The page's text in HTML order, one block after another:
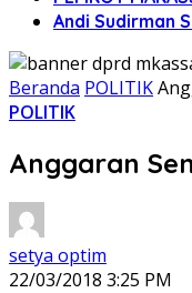
Andi Sudirman
Beranda POLITIK
POLITIK
Anggaran
setya optim
22/03/2018 3:25 PM